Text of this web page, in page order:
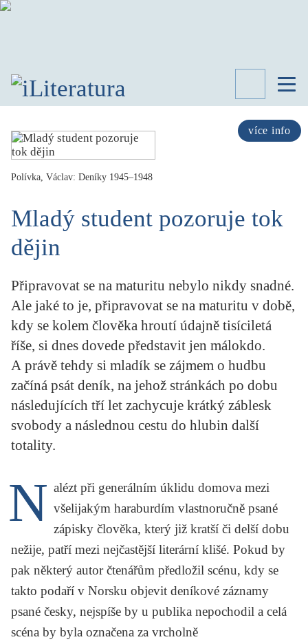
více info
TÉMATA
SPISOVATELÉ
LITERATURY
PŘEHLED
PORTRÉT
KRITIKA PŘEKLADU
UKÁZKA
SLOUPEK
ILIGLOSA
Polívka, Václav: Deníky 1945–1948
Mladý student pozoruje tok
dějin
Připravovat se na maturitu nebylo nikdy snadné.
Ale jaké to je, připravovat se na maturitu v době,
kdy se kolem člověka hroutí údajně tisíciletá
říše, si dnes dovede představit jen málokdo.
A právě tehdy si mladík se zájmem o hudbu
začíná psát deník, na jehož stránkách po dobu
následujících tří let zachycuje krátký záblesk
svobody a následnou cestu do hlubin další
totality.
N alézt při generálním úklidu domova mezi
všelijakým haraburdím vlastnoručně psané
zápisky člověka, který již kratší či delší dobu
nežije, patří mezi nejčastější literární klišé. Pokud by
pak některý autor čtenářům předložil scénu, kdy se
takto podaří v Norsku objevit deníkové záznamy
psané česky, nejspíše by u publika nepochodil a celá
scéna by byla označena za vrcholně